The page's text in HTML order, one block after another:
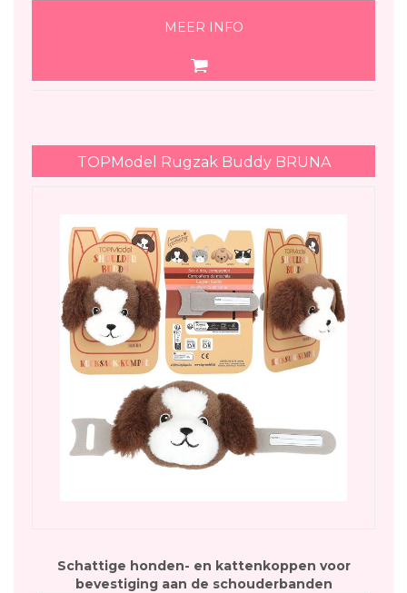
MEER INFO
TOPModel Rugzak Buddy BRUNA
Schattige honden- en kattenkoppen voor
bevestiging aan de schouderbanden